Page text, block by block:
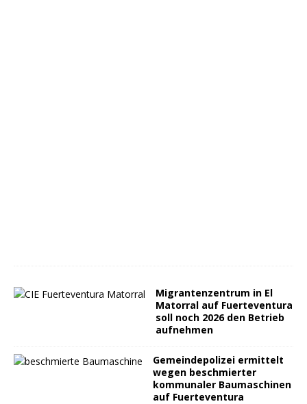
Migrantenzentrum in El
Matorral auf Fuerteventura
soll noch 2026 den Betrieb
aufnehmen
Gemeindepolizei ermittelt
wegen beschmierter
kommunaler Baumaschinen
auf Fuerteventura